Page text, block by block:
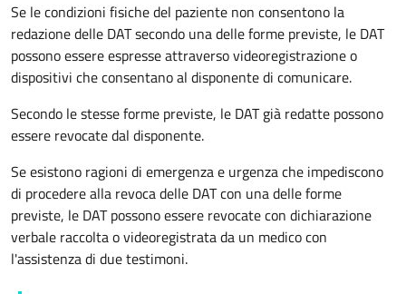
Se le condizioni fisiche del paziente non consentono la
redazione delle DAT secondo una delle forme previste, le DAT
possono essere espresse attraverso videoregistrazione o
dispositivi che consentano al disponente di comunicare.
Secondo le stesse forme previste, le DAT già redatte possono
essere revocate dal disponente.
Se esistono ragioni di emergenza e urgenza che impediscono
di procedere alla revoca delle DAT con una delle forme
previste, le DAT possono essere revocate con dichiarazione
verbale raccolta o videoregistrata da un medico con
l'assistenza di due testimoni.